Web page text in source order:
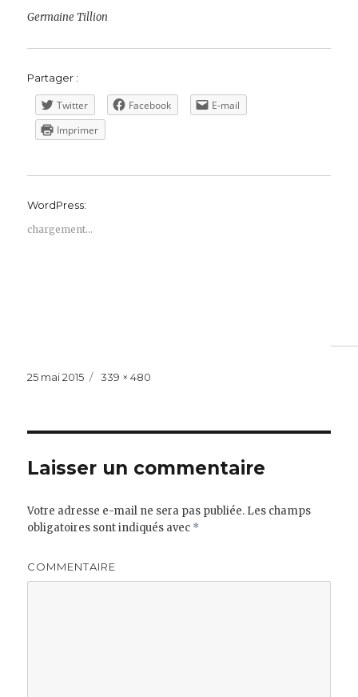
Germaine Tillion
Partager :
Twitter Facebook
E-mail
Imprimer
WordPress:
chargement…
Publié
25 mai 2015
Taille
339 × 480
Laisser un commentaire
Votre adresse e-mail ne sera pas publiée. Les champs
obligatoires sont indiqués avec *
COMMENTAIRE